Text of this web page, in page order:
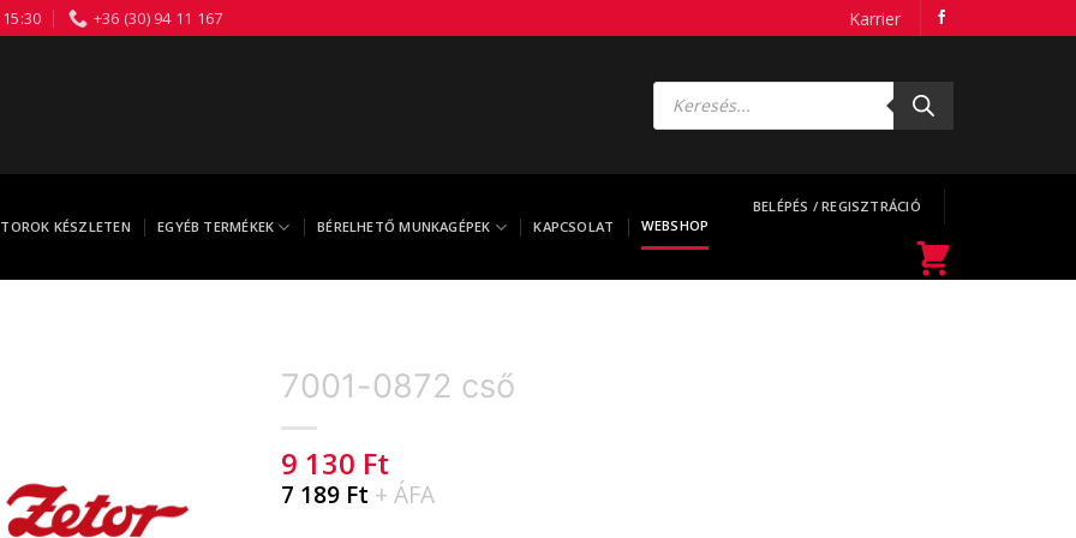
+36 (30) 94 11 167 Karrier
Products
search
KÉSZLETEN EGYÉB TERMÉKEK BÉRELHETŐ MUNKAGÉPEK KAPCSOLAT WEBSHOP
BELÉPÉS / REGISZTRÁCIÓ
7001-0872 cső
9 130 Ft
7 189 Ft + ÁFA